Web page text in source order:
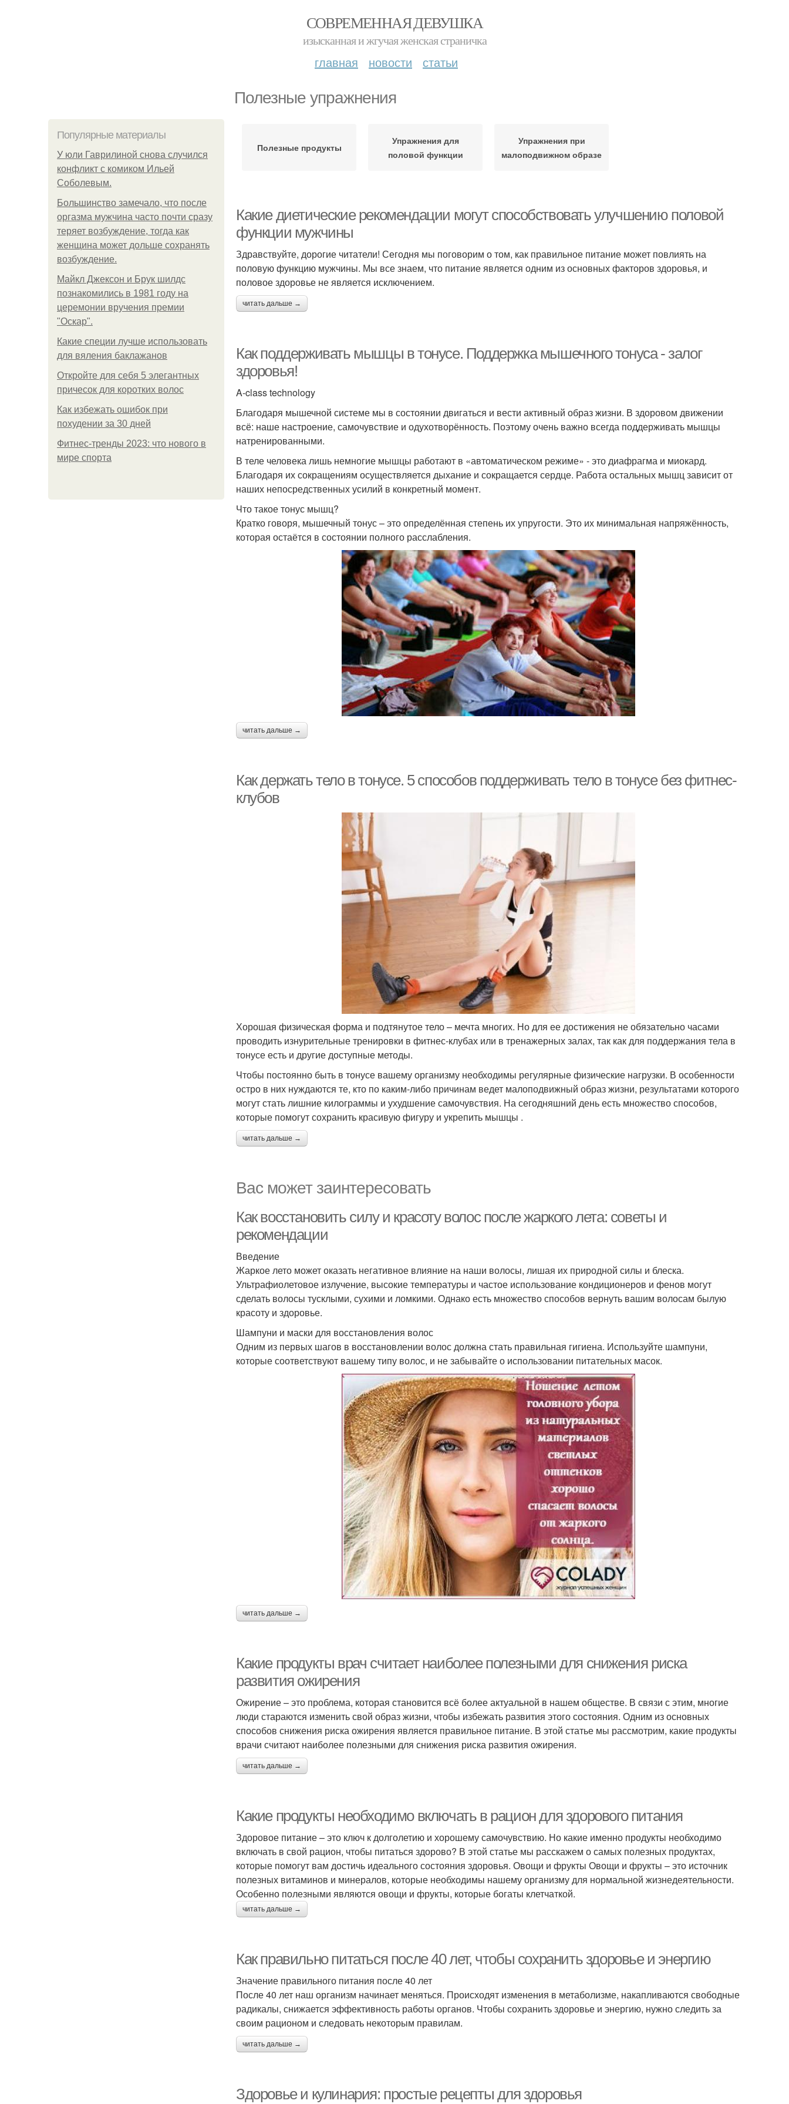
СОВРЕМЕННАЯ ДЕВУШКА
изысканная и жгучая женская страничка
главная новости статьи
Полезные упражнения
Популярные материалы
У юли Гаврилиной снова случился
конфликт с комиком Ильей
Соболевым.
Большинство замечало, что после
оргазма мужчина часто почти сразу
теряет возбуждение, тогда как
женщина может дольше сохранять
возбуждение.
Майкл Джексон и Брук шилдс
познакомились в 1981 году на
церемонии вручения премии
"Оскар".
Какие специи лучше использовать
для вяления баклажанов
Откройте для себя 5 элегантных
причесок для коротких волос
Как избежать ошибок при
похудении за 30 дней
Фитнес-тренды 2023: что нового в
мире спорта
Полезные продукты
Упражнения для
половой функции
Упражнения при
малоподвижном образе
Какие диетические рекомендации могут способствовать улучшению половой
функции мужчины
Здравствуйте, дорогие читатели! Сегодня мы поговорим о том, как правильное питание может повлиять на
половую функцию мужчины. Мы все знаем, что питание является одним из основных факторов здоровья, и
половое здоровье не является исключением.
читать дальше →
Как поддерживать мышцы в тонусе. Поддержка мышечного тонуса - залог
здоровья!
A-class technology
Благодаря мышечной системе мы в состоянии двигаться и вести активный образ жизни. В здоровом движении
всё: наше настроение, самочувствие и одухотворённость. Поэтому очень важно всегда поддерживать мышцы
натренированными.
В теле человека лишь немногие мышцы работают в «автоматическом режиме» - это диафрагма и миокард.
Благодаря их сокращениям осуществляется дыхание и сокращается сердце. Работа остальных мышц зависит от
наших непосредственных усилий в конкретный момент.
Что такое тонус мышц?
Кратко говоря, мышечный тонус – это определённая степень их упругости. Это их минимальная напряжённость,
которая остаётся в состоянии полного расслабления.
читать дальше →
Как держать тело в тонусе. 5 способов поддерживать тело в тонусе без фитнес-
клубов
Хорошая физическая форма и подтянутое тело – мечта многих. Но для ее достижения не обязательно часами
проводить изнурительные тренировки в фитнес-клубах или в тренажерных залах, так как для поддержания тела в
тонусе есть и другие доступные методы.
Чтобы постоянно быть в тонусе вашему организму необходимы регулярные физические нагрузки. В особенности
остро в них нуждаются те, кто по каким-либо причинам ведет малоподвижный образ жизни, результатами которого
могут стать лишние килограммы и ухудшение самочувствия. На сегодняшний день есть множество способов,
которые помогут сохранить красивую фигуру и укрепить мышцы .
читать дальше →
Вас может заинтересовать
Как восстановить силу и красоту волос после жаркого лета: советы и
рекомендации
Введение
Жаркое лето может оказать негативное влияние на наши волосы, лишая их природной силы и блеска.
Ультрафиолетовое излучение, высокие температуры и частое использование кондиционеров и фенов могут
сделать волосы тусклыми, сухими и ломкими. Однако есть множество способов вернуть вашим волосам былую
красоту и здоровье.
Шампуни и маски для восстановления волос
Одним из первых шагов в восстановлении волос должна стать правильная гигиена. Используйте шампуни,
которые соответствуют вашему типу волос, и не забывайте о использовании питательных масок.
читать дальше →
Какие продукты врач считает наиболее полезными для снижения риска
развития ожирения
Ожирение – это проблема, которая становится всё более актуальной в нашем обществе. В связи с этим, многие
люди стараются изменить свой образ жизни, чтобы избежать развития этого состояния. Одним из основных
способов снижения риска ожирения является правильное питание. В этой статье мы рассмотрим, какие продукты
врачи считают наиболее полезными для снижения риска развития ожирения.
читать дальше →
Какие продукты необходимо включать в рацион для здорового питания
Здоровое питание – это ключ к долголетию и хорошему самочувствию. Но какие именно продукты необходимо
включать в свой рацион, чтобы питаться здорово? В этой статье мы расскажем о самых полезных продуктах,
которые помогут вам достичь идеального состояния здоровья. Овощи и фрукты Овощи и фрукты – это источник
полезных витаминов и минералов, которые необходимы нашему организму для нормальной жизнедеятельности.
Особенно полезными являются овощи и фрукты, которые богаты клетчаткой.
читать дальше →
Как правильно питаться после 40 лет, чтобы сохранить здоровье и энергию
Значение правильного питания после 40 лет
После 40 лет наш организм начинает меняться. Происходят изменения в метаболизме, накапливаются свободные
радикалы, снижается эффективность работы органов. Чтобы сохранить здоровье и энергию, нужно следить за
своим рационом и следовать некоторым правилам.
читать дальше →
Здоровье и кулинария: простые рецепты для здоровья